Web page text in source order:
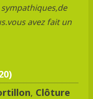
avez fait un
, Clôture